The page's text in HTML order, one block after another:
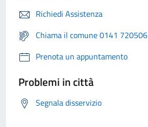
Richiedi Assistenza
Chiama il comune 0141 720506
Prenota un appuntamento
Problemi in città
Segnala disservizio